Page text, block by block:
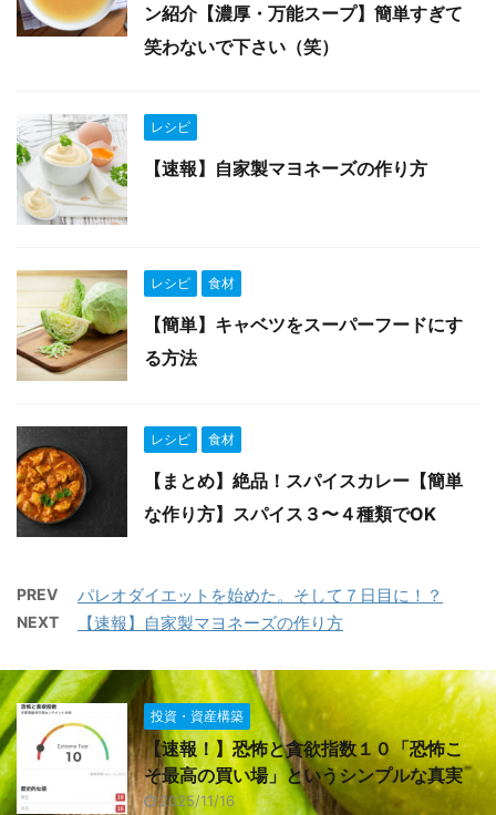
ン紹介【濃厚・万能スープ】簡単すぎて
笑わないで下さい（笑）
レシピ
【速報】自家製マヨネーズの作り方
レシピ 食材
【簡単】キャベツをスーパーフードにす
る方法
レシピ 食材
【まとめ】絶品！スパイスカレー【簡単
な作り方】スパイス３〜４種類でOK
PREV パレオダイエットを始めた。そして７日目に！？
NEXT 【速報】自家製マヨネーズの作り方
投資・資産構築
【速報！】恐怖と貪欲指数１０「恐怖こ
そ最高の買い場」というシンプルな真実
2025/11/16